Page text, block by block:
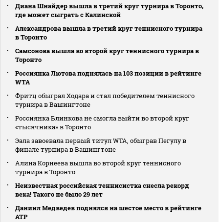
Диана Шнайдер вышла в третий круг турнира в Торонто,
где может сыграть с Калинской
Александрова вышла в третий круг теннисного турнира
в Торонто
Самсонова вышла во второй круг теннисного турнира в
Торонто
Россиянка Лютова поднялась на 103 позиции в рейтинге
WTA
Фритц обыграл Ходара и стал победителем теннисного
турнира в Вашингтоне
Россиянка Блинкова не смогла выйти во второй круг
«тысячника» в Торонто
Эала завоевала первый титул WTA, обыграв Пегулу в
финале турнира в Вашингтоне
Алина Корнеева вышла во второй круг теннисного
турнира в Торонто
Неизвестная российская теннисистка снесла рекорд
века! Такого не было 29 лет
Даниил Медведев поднялся на шестое место в рейтинге
АТР